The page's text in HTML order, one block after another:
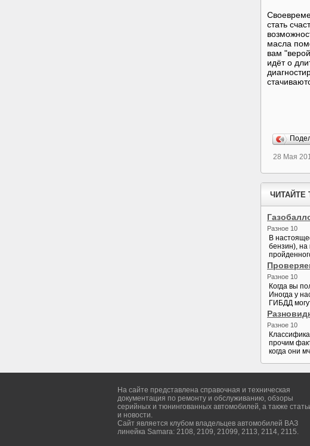
стать
масла
вам
идёт о
28 Мая
ЧИТАЙТЕ
Разное 10
В
бензин), на
Разное 10
Когда вы
Иногда у
ГИБДД
Разное 10
прочим
когда они
На сайте представлена справочная и техническая
документация по ремонту и обслуживанию, обзоры
серийных и тюнингованных автомобилей, а также
и новости.
Сайт является клубом владельцев автомобилей ВАЗ
линейка Samara: 2108, 2109, 21099, 2113, 2114, 2115.